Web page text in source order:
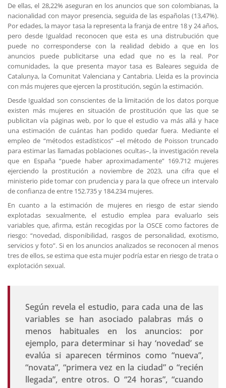
De ellas, el 28,22% aseguran en los anuncios que son colombianas, la
nacionalidad con mayor presencia, seguida de las españolas (13,47%).
Por edades, la mayor tasa la representa la franja de entre 18 y 24 años,
pero desde Igualdad reconocen que esta es una distrubución que
puede no corresponderse con la realidad debido a que en los
anuncios puede publicitarse una edad que no es la real. Por
comunidades, la que presenta mayor tasa es Baleares seguida de
Catalunya, la Comunitat Valenciana y Cantabria. Lleida es la provincia
con más mujeres que ejercen la prostitución, según la estimación.
Desde Igualdad son conscientes de la limitación de los datos porque
existen más mujeres en situación de prostitución que las que se
publicitan vía páginas web, por lo que el estudio va más allá y hace
una estimación de cuántas han podido quedar fuera. Mediante el
empleo de “métodos estadísticos” –el método de Poisson truncado
para estimar las llamadas poblaciones ocultas–, la investigación revela
que en España “puede haber aproximadamente” 169.712 mujeres
ejerciendo la prostitución a noviembre de 2023, una cifra que el
ministerio pide tomar con prudencia y para la que ofrece un intervalo
de confianza de entre 152.735 y 184.234 mujeres.
En cuanto a la estimación de mujeres en riesgo de estar siendo
explotadas sexualmente, el estudio emplea para evaluarlo seis
variables que, afirma, están recogidas por la OSCE como factores de
riesgo: “novedad, disponibilidad, rasgos de personalidad, exotismo,
servicios y foto”. Si en los anuncios analizados se reconocen al menos
tres de ellos, se estima que esta mujer podría estar en riesgo de trata o
explotación sexual.
Según revela el estudio, para cada una de las
variables se han asociado palabras más o
menos habituales en los anuncios: por
ejemplo, para determinar si hay ‘novedad’ se
evalúa si aparecen términos como “nueva”,
“novata”, “primera vez en la ciudad” o “recién
llegada”, entre otros. O “24 horas”, “cuando